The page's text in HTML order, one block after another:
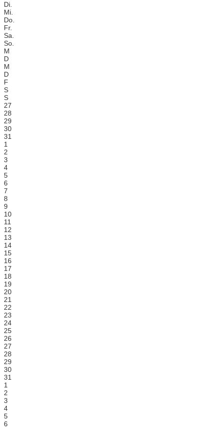
Di.
Mi.
Do.
Fr.
Sa.
So.
M
D
M
D
F
S
S
27
28
29
30
31
1
2
3
4
5
6
7
8
9
10
11
12
13
14
15
16
17
18
19
20
21
22
23
24
25
26
27
28
29
30
31
1
2
3
4
5
6